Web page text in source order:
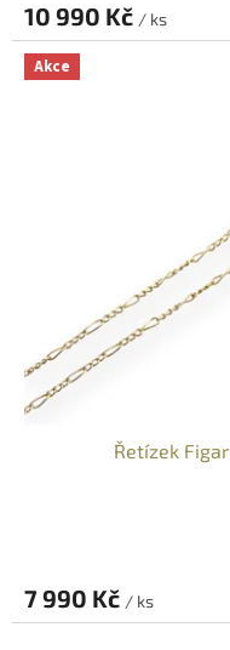
10 990 Kč / ks
Akce
Řetízek
7 990 Kč / ks